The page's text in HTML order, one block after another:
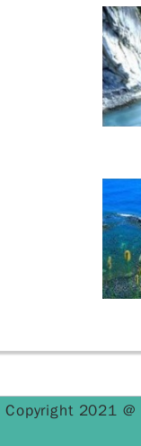
Copyright 2021 @